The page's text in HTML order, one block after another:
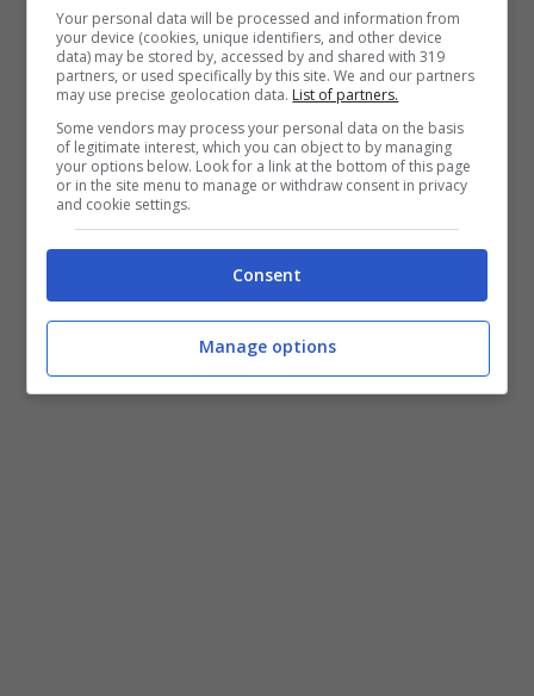
Amy Gee, di proprietà dello stesso gruppo. Le
indagini sono partite da controlli fiscali
effettuati nel 2010 sulla società ‘San Diego srl’
di Poggiomarino. Gli inquirenti ritengono che
accusati avrebbero evaso i diritti doganali,
emesso ed utilizzato fatture per operazioni
inesistenti . Inoltre le fiamme gialle hanno
una formazione fittizia di capitali aziendali:in
totale, sarebbero stati sottratti al fisco oltre
dichiarati e imposte evase.
Your personal data will be processed and information from
your device (cookies, unique identifiers, and other device
data) may be stored by, accessed by and shared with 319
partners, or used specifically by this site. We and our partners
may use precise geolocation data. List of partners.
Some vendors may process your personal data on the basis
of legitimate interest, which you can object to by managing
your options below. Look for a link at the bottom of this page
or in the site menu to manage or withdraw consent in privacy
and cookie settings.
Consent
Manage options